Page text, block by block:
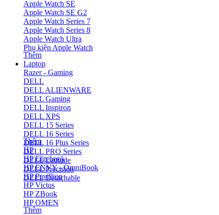
Apple Watch SE
Apple Watch SE G2
Apple Watch Series 7
Apple Watch Series 8
Apple Watch Ultra
Phụ kiện Apple Watch
Thêm
Laptop
Razer - Gaming
DELL
DELL ALIENWARE
DELL Gaming
DELL Inspiron
DELL XPS
DELL 15 Series
DELL 16 Series
DELL 16 Plus Series
DELL PRO Series
DELL Latitude
DELL Precision
DELL Detachable
Thêm
HP
HP Elitebook
HP ENVY - OmniBook
HP Pavillion
HP Victus
HP ZBook
HP OMEN
Thêm